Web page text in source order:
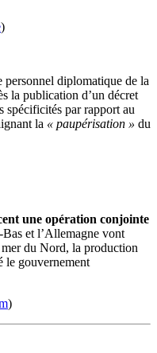
)
personnel diplomatique de la
la publication d’un décret
spécificités par rapport au
la « paupérisation » du
une opération conjointe
Bas et l’Allemagne vont
du Nord, la production
le gouvernement
)